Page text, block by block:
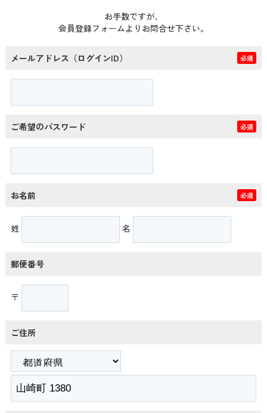
お手数ですが、
会員登録フォームよりお問合せ下さい。
メールアドレス（ログインID） 必須
ご希望のパスワード 必須
お名前 必須
姓 名
郵便番号
〒
ご住所